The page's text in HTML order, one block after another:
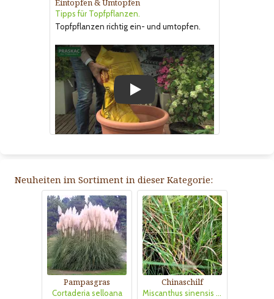
Eintopfen & Umtopfen
Tipps für Topfpflanzen.
Topfpflanzen richtig ein- und umtopfen.
Neuheiten im Sortiment in dieser Kategorie:
Pampasgras
Cortaderia selloana
Chinaschilf
Miscanthus sinensis 'Strictus Dwarf'